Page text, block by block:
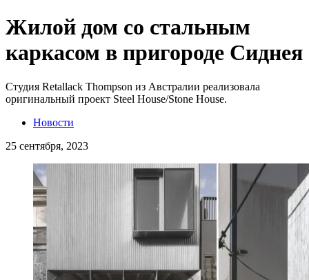
Жилой дом со стальным
каркасом в пригороде Сиднея
Студия Retallack Thompson из Австралии реализовала
оригинальный проект Steel House/Stone House.
Новости
25 сентября, 2023